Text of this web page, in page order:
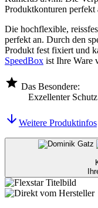
Produktkonturen perfekt
Die hochflexible,
perfekt an. Durch den
Produkt fest fixiert und
SpeedBox ist Ihre Ware
Das Besondere:
Exzellenter
Weitere Produktinfos